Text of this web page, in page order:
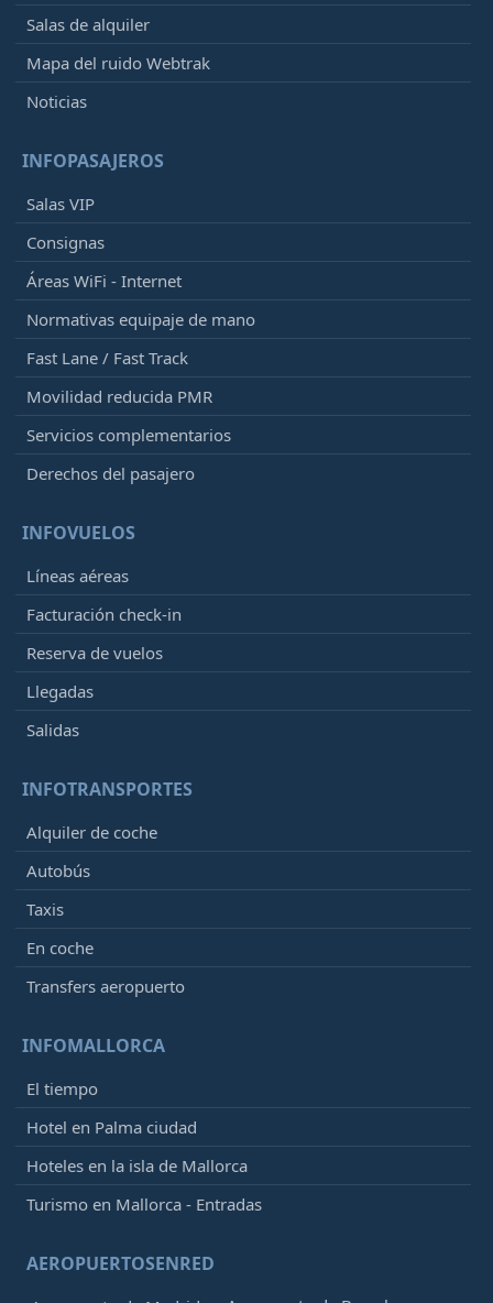
Salas de alquiler
Mapa del ruido Webtrak
Noticias
INFOPASAJEROS
Salas VIP
Consignas
Áreas WiFi - Internet
Normativas equipaje de mano
Fast Lane / Fast Track
Movilidad reducida PMR
Servicios complementarios
Derechos del pasajero
INFOVUELOS
Líneas aéreas
Facturación check-in
Reserva de vuelos
Llegadas
Salidas
INFOTRANSPORTES
Alquiler de coche
Autobús
Taxis
En coche
Transfers aeropuerto
INFOMALLORCA
El tiempo
Hotel en Palma ciudad
Hoteles en la isla de Mallorca
Turismo en Mallorca - Entradas
AEROPUERTOSENRED